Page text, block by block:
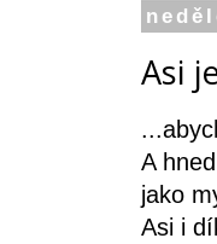
Asi
A
jako
Asi i